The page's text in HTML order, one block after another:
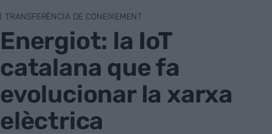
TRANSFERÈNCIA DE CONEIXEMENT
Energiot: la IoT
catalana que fa
evolucionar la xarxa
elèctrica